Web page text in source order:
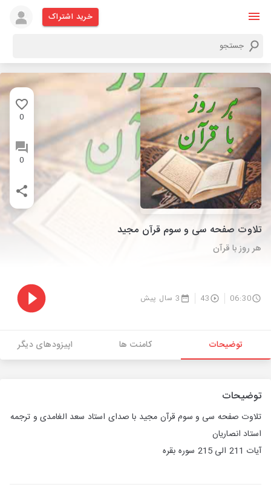
خرید اشتراک
0
0
تلاوت صفحه سی و سوم قرآن مجید
هر روز با قرآن
06:30
43 3 سال پیش
توضیحات کامنت ها اپیزودهای دیگر
توضیحات
تلاوت صفحه سی و سوم قرآن مجید با صدای استاد سعد الغامدی و ترجمه
استاد انصاریان
آیات 211 الی 215 سوره بقره